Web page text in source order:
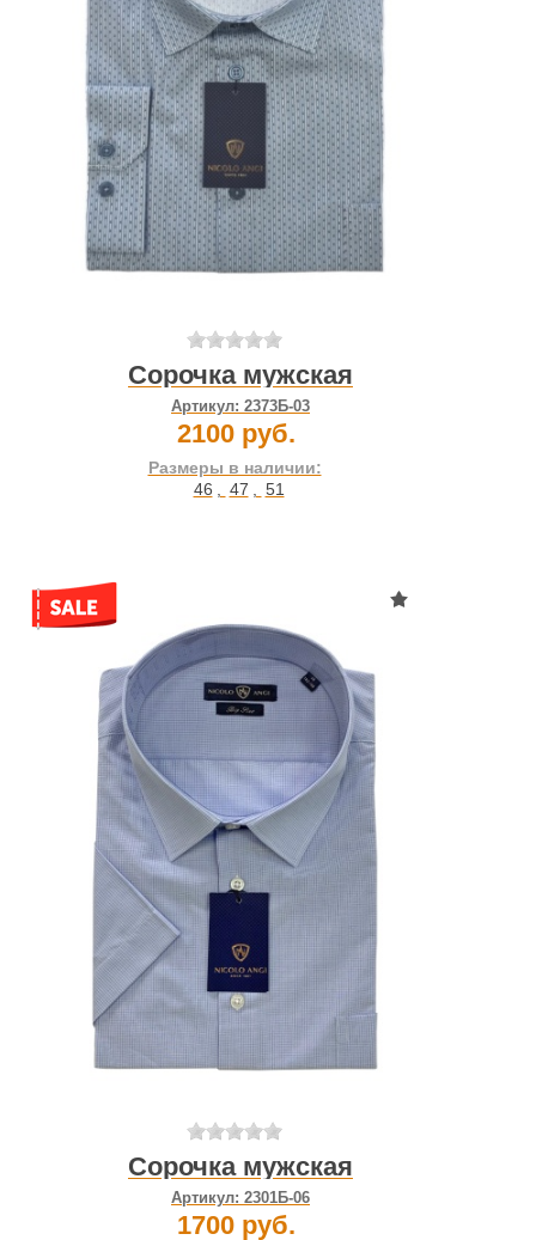
Сорочка мужская
Артикул: 2373Б-03
2100 руб.
Размеры в наличии:
46 , 47 , 51
Сорочка мужская
Артикул: 2301Б-06
1700 руб.